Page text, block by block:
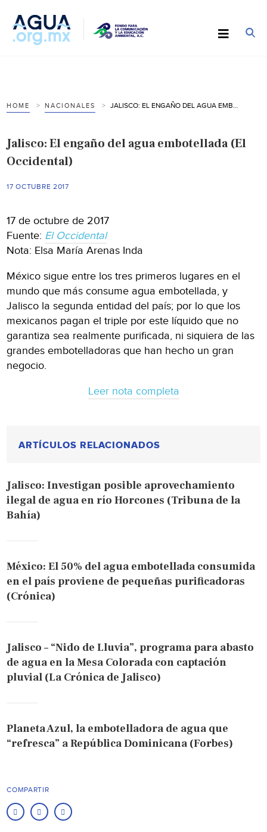
HOME NACIONALES
Jalisco: El engaño del agua embotellada (El
Occidental)
17 OCTUBRE 2017
17 de octubre de 2017
Fuente: El Occidental
Nota: Elsa María Arenas Inda
México sigue entre los tres primeros lugares en el
mundo que más consume agua embotellada, y
Jalisco la segunda entidad del país; por lo que los
mexicanos pagan el triple por este líquido que no
garantiza sea realmente purificada, ni siquiera de las
grandes embotelladoras que han hecho un gran
negocio.
Leer nota completa
ARTÍCULOS RELACIONADOS
Jalisco: Investigan posible aprovechamiento
ilegal de agua en río Horcones (Tribuna de la
Bahía)
México: El 50% del agua embotellada consumida
en el país proviene de pequeñas purificadoras
(Crónica)
Jalisco – “Nido de Lluvia”, programa para abasto
de agua en la Mesa Colorada con captación
pluvial (La Crónica de Jalisco)
Planeta Azul, la embotelladora de agua que
“refresca” a República Dominicana (Forbes)
COMPARTIR